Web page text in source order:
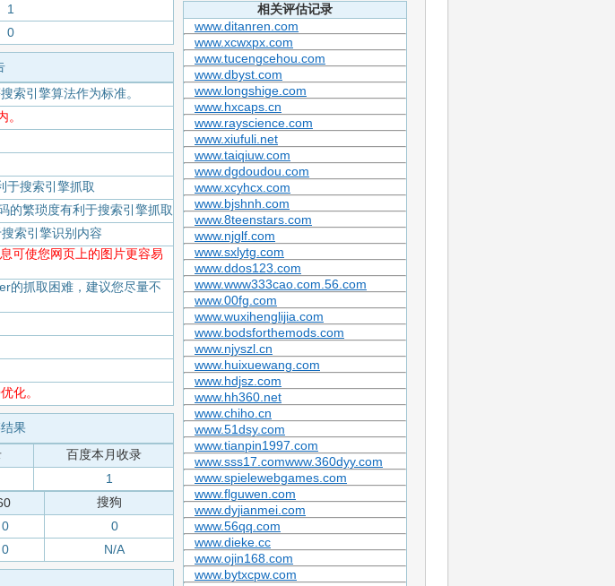
1
0
索引擎算法作为标准。
于搜索引擎抓取
的繁琐度有利于搜索引擎抓取
索引擎识别内容
可使您网页上的图片更容易
的抓取困难，建议您尽量不
化。
果
百度本月收录
1
搜狗
0
0
0 N/A
相关评估记录
www.ditanren.com
www.xcwxpx.com
www.tucengcehou.com
www.dbyst.com
www.longshige.com
www.hxcaps.cn
www.rayscience.com
www.xiufuli.net
www.taiqiuw.com
www.dgdoudou.com
www.xcyhcx.com
www.bjshnh.com
www.8teenstars.com
www.njglf.com
www.sxlytg.com
www.ddos123.com
www.www333cao.com.56.com
www.00fg.com
www.wuxihenglijia.com
www.bodsforthemods.com
www.njyszl.cn
www.huixuewang.com
www.hdjsz.com
www.hh360.net
www.chiho.cn
www.51dsy.com
www.tianpin1997.com
www.sss17.comwww.360dyy.com
www.spielewebgames.com
www.flguwen.com
www.dyjianmei.com
www.56qq.com
www.dieke.cc
www.ojin168.com
www.bytxcpw.com